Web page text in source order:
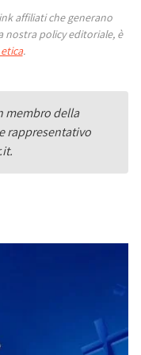
affiliati che generano
nostra policy editoriale, è
.
membro della
rappresentativo